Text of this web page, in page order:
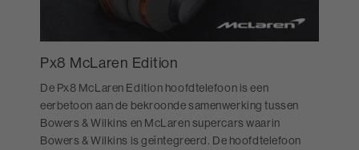
Px8 McLaren Edition
De Px8 McLaren Edition hoofdtelefoon is een
eerbetoon aan de bekroonde samenwerking tussen
Bowers & Wilkins en McLaren supercars waarin
Bowers & Wilkins is geïntegreerd. De hoofdtelefoon